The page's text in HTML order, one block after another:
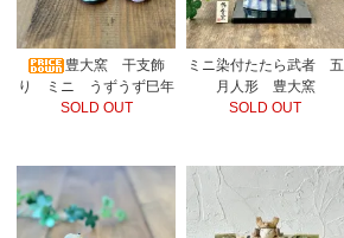
豊大窯 干支飾
り ミニ うずうず巳年
SOLD OUT
ミニ染付たたら武者 五
月人形 豊大窯
SOLD OUT